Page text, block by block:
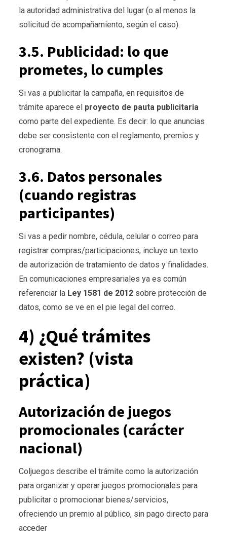
la autoridad administrativa del lugar (o al menos la
solicitud de acompañamiento, según el caso).
3.5. Publicidad: lo que
prometes, lo cumples
Si vas a publicitar la campaña, en requisitos de
trámite aparece el proyecto de pauta publicitaria
como parte del expediente. Es decir: lo que anuncias
debe ser consistente con el reglamento, premios y
cronograma.
3.6. Datos personales
(cuando registras
participantes)
Si vas a pedir nombre, cédula, celular o correo para
registrar compras/participaciones, incluye un texto
de autorización de tratamiento de datos y finalidades.
En comunicaciones empresariales ya es común
referenciar la Ley 1581 de 2012 sobre protección de
datos, como se ve en el pie legal del correo.
4) ¿Qué trámites
existen? (vista
práctica)
Autorización de juegos
promocionales (carácter
nacional)
Coljuegos describe el trámite como la autorización
para organizar y operar juegos promocionales para
publicitar o promocionar bienes/servicios,
ofreciendo un premio al público, sin pago directo para
acceder